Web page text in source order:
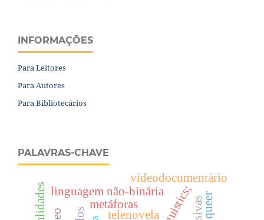
INFORMAÇÕES
Para Leitores
Para Autores
Para Bibliotecários
PALAVRAS-CHAVE
linguagem não-binária
videodocumentário
telenovela
metáforas